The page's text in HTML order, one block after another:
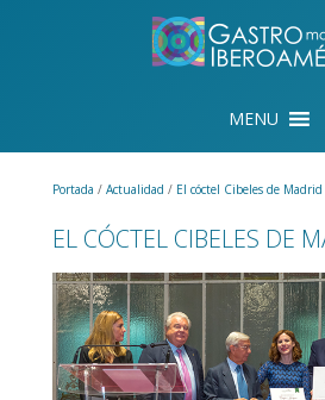
Portada / Actualidad / El cóctel Cibeles de Madrid
EL CÓCTEL CIBELES DE